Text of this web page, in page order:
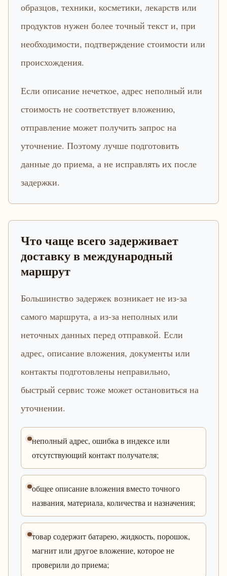
образцов, техники, косметики, лекарств или
продуктов нужен более точный текст и, при
необходимости, подтверждение стоимости или
происхождения.
Если описание нечеткое, адрес неполный или
стоимость не соответствует вложению,
отправление может получить запрос на
уточнение. Поэтому лучше подготовить
данные до приема, а не исправлять их после
задержки.
Что чаще всего задерживает
доставку в международный
маршрут
Большинство задержек возникает не из-за
самого маршрута, а из-за неполных или
неточных данных перед отправкой. Если
адрес, описание вложения, документы или
контакты подготовлены неправильно,
быстрый сервис тоже может остановиться на
уточнении.
неполный адрес, ошибка в индексе или
отсутствующий контакт получателя;
общее описание вложения вместо точного
названия, материала, количества и назначения;
товар содержит батарею, жидкость, порошок,
магнит или другое вложение, которое не
проверили до приема;